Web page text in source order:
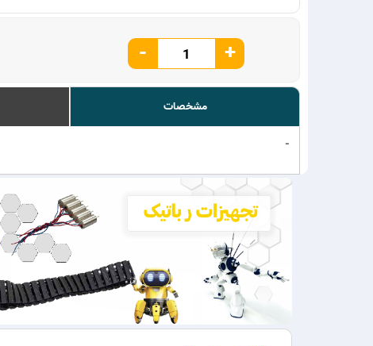
- +
مشخصات
-